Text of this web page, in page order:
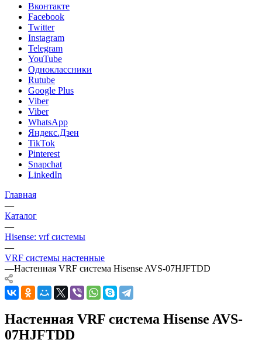
Вконтакте
Facebook
Twitter
Instagram
Telegram
YouTube
Одноклассники
Rutube
Google Plus
Viber
Viber
WhatsApp
Яндекс.Дзен
TikTok
Pinterest
Snapchat
LinkedIn
Главная
—
Каталог
—
Hisense: vrf системы
—
VRF системы настенные
—Настенная VRF система Hisense AVS-07HJFTDD
Настенная VRF система Hisense AVS-
07HJFTDD